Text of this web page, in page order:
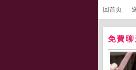
回首页
免費聊